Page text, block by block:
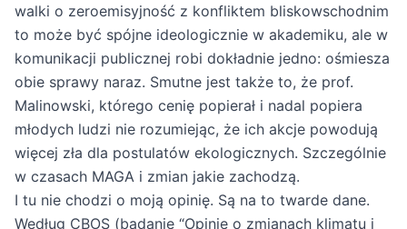
walki o zeroemisyjność z konfliktem bliskowschodnim
to może być spójne ideologicznie w akademiku, ale w
komunikacji publicznej robi dokładnie jedno: ośmiesza
obie sprawy naraz. Smutne jest także to, że prof.
Malinowski, którego cenię popierał i nadal popiera
młodych ludzi nie rozumiejąc, że ich akcje powodują
więcej zła dla postulatów ekologicznych. Szczególnie
w czasach MAGA i zmian jakie zachodzą.
I tu nie chodzi o moją opinię. Są na to twarde dane.
Według CBOS (badanie “Opinie o zmianach klimatu i